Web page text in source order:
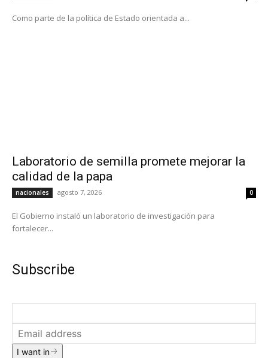
Como parte de la política de Estado orientada a...
Laboratorio de semilla promete mejorar la
calidad de la papa
nacionales agosto 7, 2026 0
El Gobierno instaló un laboratorio de investigación para
fortalecer...
Subscribe
I want in